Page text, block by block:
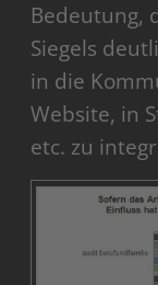
Bedeutung,
Siegels
in die
Website, in
etc. zu